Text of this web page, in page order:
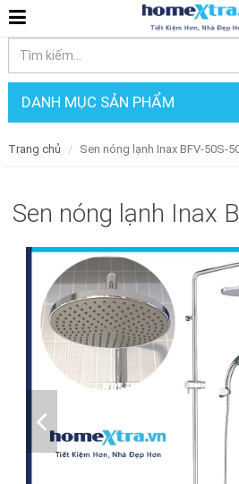
DANH MỤC SẢN PHẨM
Trang chủ Sen nóng lạnh Inax BFV-50S-
Sen nóng lạnh Inax